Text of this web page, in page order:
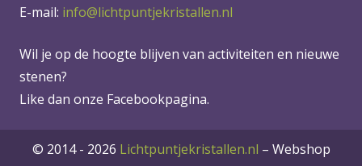
E-mail: info@lichtpuntjekristallen.nl
Wil je op de hoogte blijven van activiteiten en nieuwe
stenen?
Like dan onze Facebookpagina.
© 2014 - 2026 Lichtpuntjekristallen.nl – Webshop